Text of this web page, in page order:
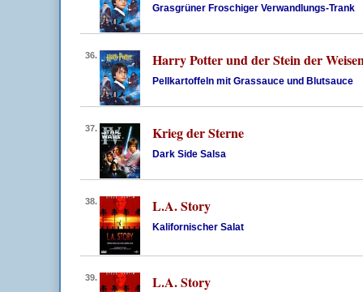
Grasgrüner Froschiger Verwandlungs-Trank
36. Harry Potter und der Stein der
Pellkartoffeln mit Grassauce und Blutsauce
37. Krieg der Sterne
Dark Side Salsa
38. L.A. Story
Kalifornischer Salat
39. L.A. Story